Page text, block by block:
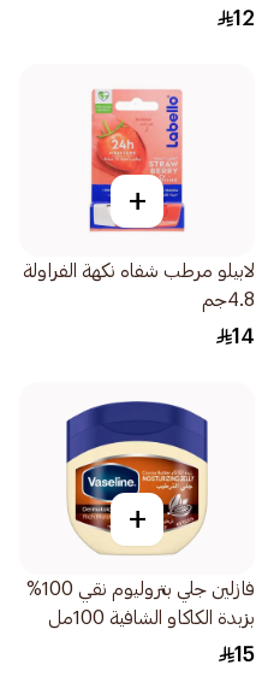
12
+
لابيلو مرطب شفاه نكهة الفراولة
4.8جم
14
+
فازلين جلي بتروليوم نقي 100%
بزبدة الكاكاو الشافية 100مل
15